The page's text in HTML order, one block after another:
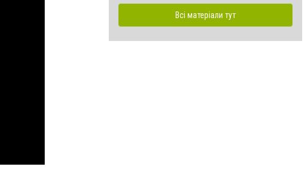
Всі матеріали тут